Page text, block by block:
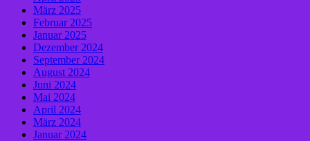
März 2025
Februar 2025
Januar 2025
Dezember 2024
September 2024
August 2024
Juni 2024
Mai 2024
April 2024
März 2024
Januar 2024